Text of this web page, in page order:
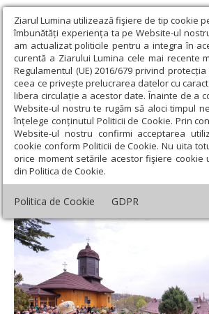
Ziarul Lumina utilizează fişiere de tip cookie
îmbunătăți experiența ta pe Website-ul
am actualizat politicile pentru a integra în
curentă a Ziarului Lumina cele mai recente
Regulamentul (UE) 2016/679 privind
ceea ce privește prelucrarea datelor cu
libera circulație a acestor date. Înainte de a
Website-ul nostru te rugăm să aloci timpul
înțelege conținutul Politicii de Cookie. Prin
Website-ul nostru confirmi acceptarea
cookie conform Politicii de Cookie. Nu uita
orice moment setările acestor fişiere cookie
din Politica de Cookie.
Politica de Cookie GDPR
Ziarul Lumina › Actualitate religioasă › Știri
la două mănăstiri vrâncene
Izvorul Tămăduirii la două
vrâncene